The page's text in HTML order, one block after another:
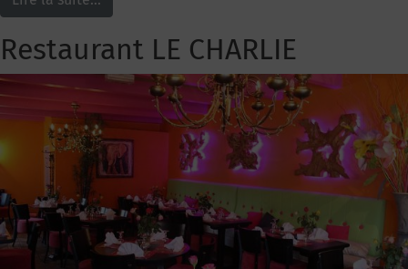
Restaurant LE CHARLIE